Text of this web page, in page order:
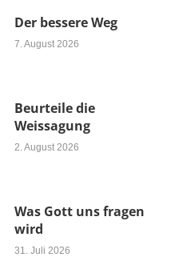
Der bessere Weg
7. August 2026
Beurteile die
Weissagung
2. August 2026
Was Gott uns fragen
wird
31. Juli 2026